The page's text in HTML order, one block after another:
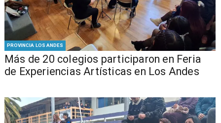
PROVINCIA LOS ANDES
Más de 20 colegios participaron en Feria
de Experiencias Artísticas en Los Andes